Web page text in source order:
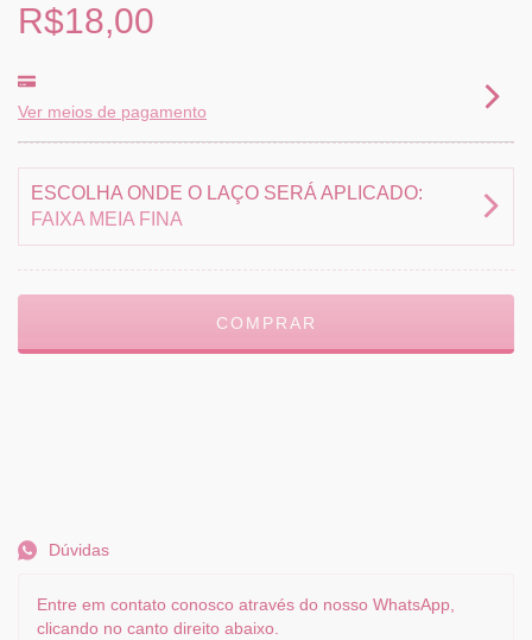
R$18,00
Ver meios de pagamento
ESCOLHA ONDE O LAÇO SERÁ APLICADO:
FAIXA MEIA FINA
Dúvidas
Entre em contato conosco através do nosso WhatsApp,
clicando no canto direito abaixo.